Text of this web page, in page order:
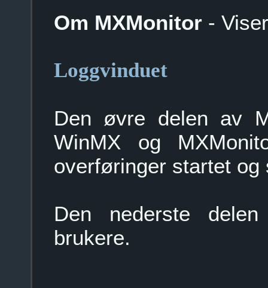
Om MXMonitor -
Loggvinduet
Den øvre delen av
WinMX og
overføringer startet
Den nederste
brukere.